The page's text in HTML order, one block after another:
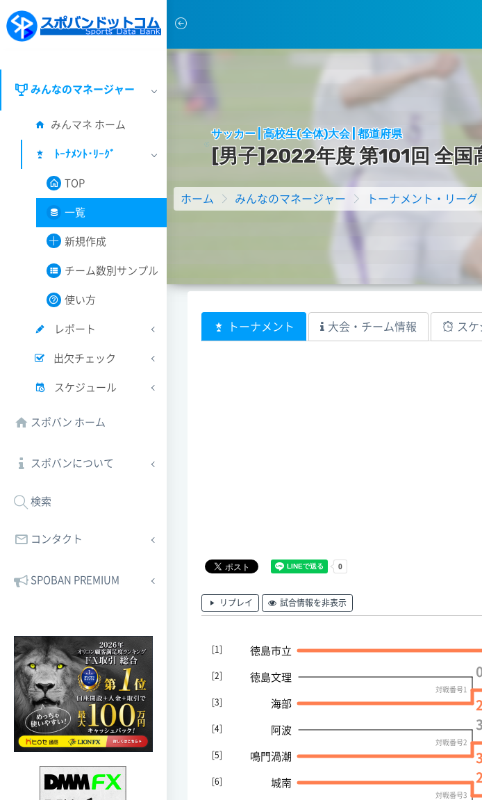
みんなのマネージャー
みんマネ ホーム
ﾄｰﾅﾒﾝﾄ･ﾘｰｸﾞ
TOP
一覧
新規作成
チーム数別サンプル
使い方
レポート
出欠チェック
スケジュール
スポバン ホーム
スポバンについて
検索
コンタクト
SPOBAN PREMIUM
サッカー | 高校生(全体)大会 | 都道府県
[男子] 2022年度第101回 全国
ホーム みんなのマネージャー トーナメント・リーグ
トーナメント 大会・チーム情報 ス
リプレイ 試合情報を非表示
対戦番号1
対戦番号2
対戦番号3
2
3
3
2
[1]
[2]
[3]
[4]
[5]
[6]
徳島市立
徳島文理
海部
阿波
鳴門渦潮
城南